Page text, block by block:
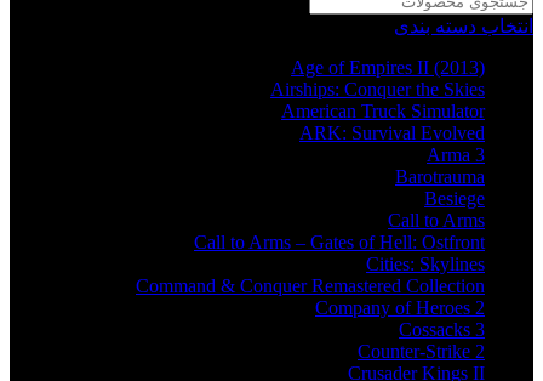
انتخاب دسته بندی
Age of Empires II (2013)
Airships: Conquer the Skies
American Truck Simulator
ARK: Survival Evolved
Arma 3
Barotrauma
Besiege
Call to Arms
Call to Arms – Gates of Hell: Ostfront
Cities: Skylines
Command & Conquer Remastered Collection
Company of Heroes 2
Cossacks 3
Counter-Strike 2
Crusader Kings II